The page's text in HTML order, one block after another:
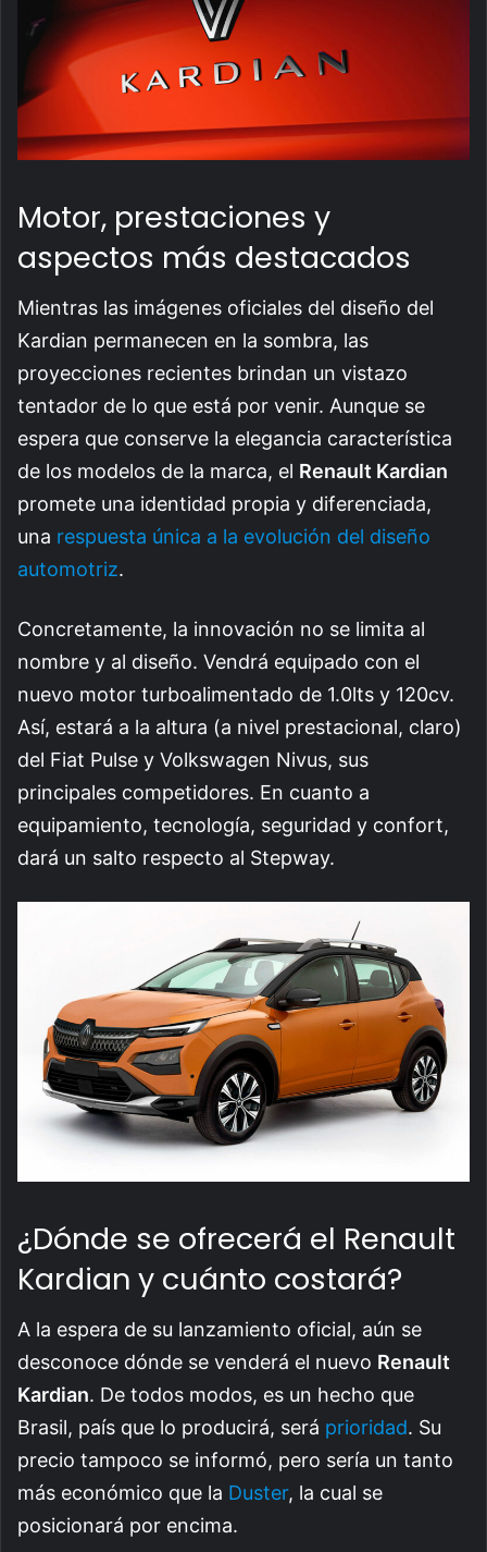
Motor, prestaciones y
aspectos más destacados
Mientras las imágenes oficiales del diseño del
Kardian permanecen en la sombra, las
proyecciones recientes brindan un vistazo
tentador de lo que está por venir. Aunque se
espera que conserve la elegancia característica
de los modelos de la marca, el Renault Kardian
promete una identidad propia y diferenciada,
una respuesta única a la evolución del diseño
automotriz.
Concretamente, la innovación no se limita al
nombre y al diseño. Vendrá equipado con el
nuevo motor turboalimentado de 1.0lts y 120cv.
Así, estará a la altura (a nivel prestacional, claro)
del Fiat Pulse y Volkswagen Nivus, sus
principales competidores. En cuanto a
equipamiento, tecnología, seguridad y confort,
dará un salto respecto al Stepway.
¿Dónde se ofrecerá el Renault
Kardian y cuánto costará?
A la espera de su lanzamiento oficial, aún se
desconoce dónde se venderá el nuevo Renault
Kardian. De todos modos, es un hecho que
Brasil, país que lo producirá, será prioridad. Su
precio tampoco se informó, pero sería un tanto
más económico que la Duster, la cual se
posicionará por encima.